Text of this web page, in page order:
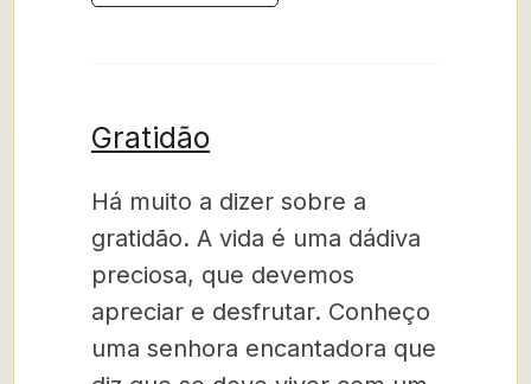
Gratidão
Há muito a dizer sobre a
gratidão. A vida é uma dádiva
preciosa, que devemos
apreciar e desfrutar. Conheço
uma senhora encantadora que